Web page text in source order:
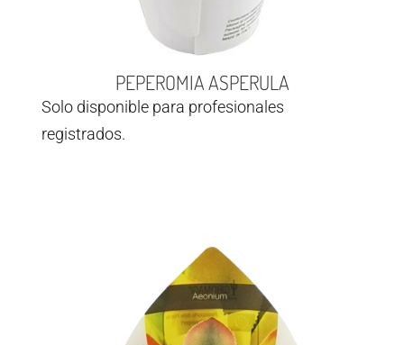
PEPEROMIA ASPERULA
Solo disponible para profesionales
registrados.